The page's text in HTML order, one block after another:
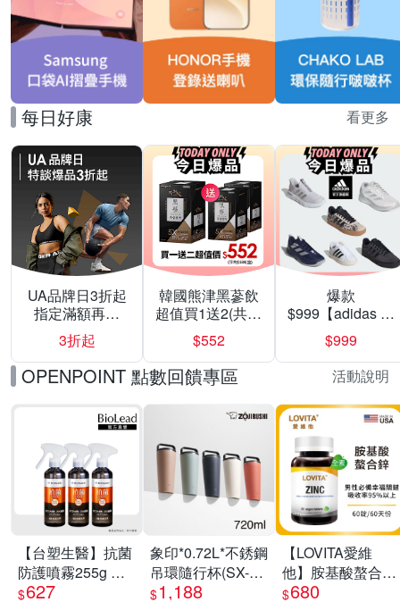
每日好康 看更多
UA品牌日3折起
指定滿額再折
200
3折起
韓國熊津黑蔘飲
超值買1送2(共24
入組)
$552
爆款
$999【adidas 愛
迪達】男/女 精選
運動鞋休閒鞋 任
選均一價
$999
OPENPOINT 點數回饋專區 活動說明
【台塑生醫】抗菌
防護噴霧255g 三
入組
$627
象印*0.72L*不銹鋼
吊環隨行杯(SX-
LA72H)
$1,188
【LOVITA愛維
他】胺基酸螯合鋅
x2瓶30mg素食錠
$680